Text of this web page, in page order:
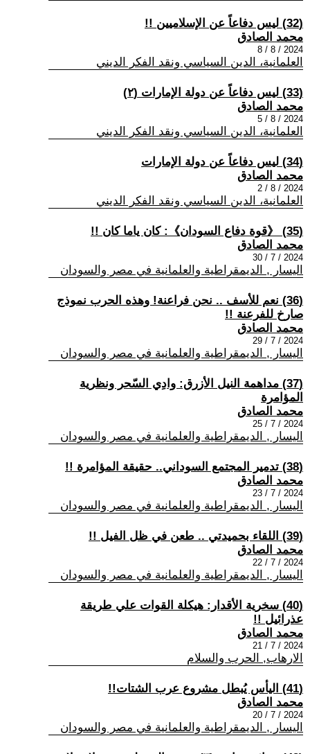
(32) ليس دفاعاً عن الإسلاميين !!
محمد الصادق
2024 / 8 / 8
العلمانية، الدين السياسي ونقد الفكر الديني
(33) ليس دفاعاً عن دولة الإمارات (٢)
محمد الصادق
2024 / 8 / 5
العلمانية، الدين السياسي ونقد الفكر الديني
(34) ليس دفاعاً عن دولة الإمارات
محمد الصادق
2024 / 8 / 2
العلمانية، الدين السياسي ونقد الفكر الديني
(35) 《قوة دفاع السودان》: كان ياما كان !!
محمد الصادق
2024 / 7 / 30
اليسار , الديمقراطية والعلمانية في مصر والسودان
(36) نعم للأسف .. نحن فراعنة! وهذه الحرب نموذج
صارخ للفرعنة !!
محمد الصادق
2024 / 7 / 29
اليسار , الديمقراطية والعلمانية في مصر والسودان
(37) مداهمة النيل الأزرق: وادِي السّحر ونظرية
المؤامرة
محمد الصادق
2024 / 7 / 25
اليسار , الديمقراطية والعلمانية في مصر والسودان
(38) تدمير المجتمع السوداني.. حقيقة المؤامرة !!
محمد الصادق
2024 / 7 / 23
اليسار , الديمقراطية والعلمانية في مصر والسودان
(39) اللقاء بحميدتي .. طعن في ظل الفيل !!
محمد الصادق
2024 / 7 / 22
اليسار , الديمقراطية والعلمانية في مصر والسودان
(40) سخرية الأقدار: هيكلة القوات علي طريقة
عذرائيل !!
محمد الصادق
2024 / 7 / 21
الارهاب, الحرب والسلام
(41) اليأس يُبطل مشروع عرب الشتات!!
محمد الصادق
2024 / 7 / 20
اليسار , الديمقراطية والعلمانية في مصر والسودان